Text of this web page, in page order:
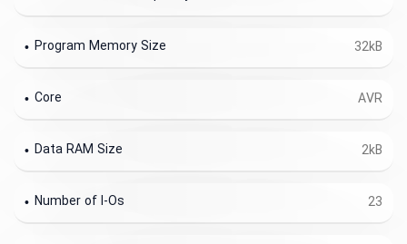
32kB
Program Memory Size
AVR
Core
2kB
Data RAM Size
23
Number of I-Os